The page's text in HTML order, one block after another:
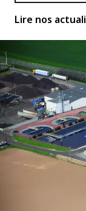
Lire nos